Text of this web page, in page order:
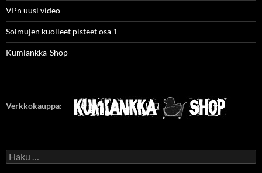
VPn uusi video
Solmujen kuolleet pisteet osa 1
Kumiankka-Shop
Verkkokauppa:
Haku: